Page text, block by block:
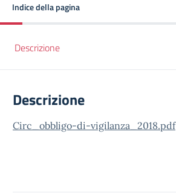
Indice della pagina
Descrizione
Descrizione
Circ_obbligo-di-vigilanza_2018.pdf